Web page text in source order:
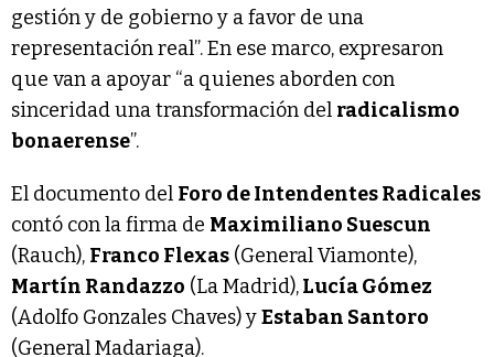
gestión y de gobierno y a favor de una
representación real”. En ese marco, expresaron
que van a apoyar “a quienes aborden con
sinceridad una transformación del radicalismo
bonaerense”.
El documento del Foro de Intendentes Radicales
contó con la firma de Maximiliano Suescun
(Rauch), Franco Flexas (General Viamonte),
Martín Randazzo (La Madrid),Lucía Gómez
(Adolfo Gonzales Chaves) yEstaban Santoro
(General Madariaga).